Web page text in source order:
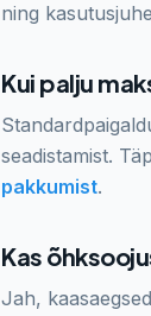
ning
Kui palju
seadistamist.
pakkumist.
Kas
Jah,